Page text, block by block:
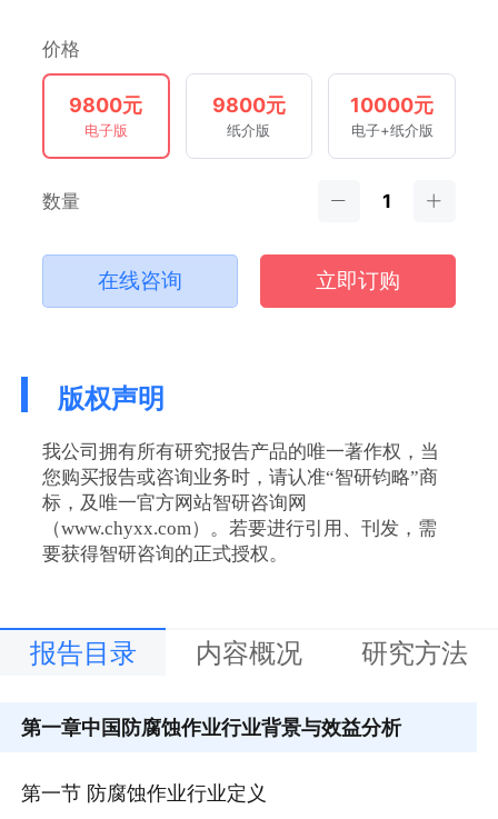
价格
9800元
电子版
9800元
纸介版
10000元
电子+纸介版
数量
在线咨询 立即订购
版权声明
我公司拥有所有研究报告产品的唯一著作权，当
您购买报告或咨询业务时，请认准“智研钧略”商
标，及唯一官方网站智研咨询网
（www.chyxx.com）。若要进行引用、刊发，需
要获得智研咨询的正式授权。
报告目录 内容概况 研究方法
第一章中国防腐蚀作业行业背景与效益分析
第一节 防腐蚀作业行业定义